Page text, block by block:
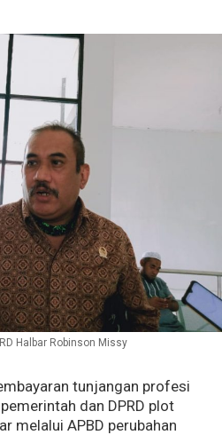
Halbar Robinson Missy
tunjangan profesi
dan DPRD plot
melalui APBD perubahan